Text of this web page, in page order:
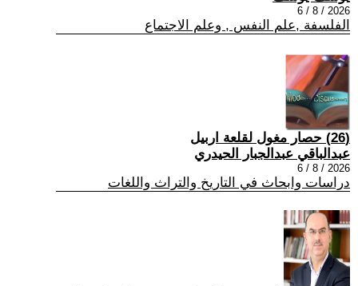
2026 / 8 / 6
الفلسفة ,علم النفس , وعلم الاجتماع
(26) حصار مغول لقلعة اربيل
عبدالباقي عبدالجبار الحيدري
2026 / 8 / 6
دراسات وابحاث في التاريخ والتراث واللغات